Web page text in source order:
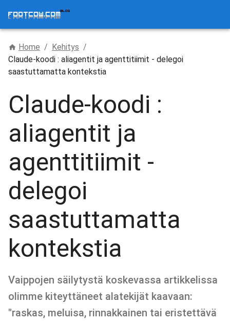
Home / Kehitys /
Claude-koodi : aliagentit ja agenttitiimit - delegoi
saastuttamatta kontekstia
Claude-koodi :
aliagentit ja
agenttitiimit -
delegoi
saastuttamatta
kontekstia
Vaippojen säilytystä koskevassa artikkelissa
olimme kiteyttäneet alatekijät kaavaan:
"raskas, meluisa, rinnakkainen tai eristettävä